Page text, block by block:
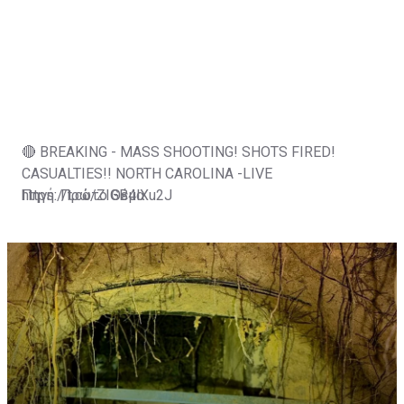
🔴 BREAKING - MASS SHOOTING! SHOTS FIRED!
CASUALTIES!! NORTH CAROLINA -LIVE
https://t.co/ZIGB4lXu2J
Πηγή: Πρώτο Θέμα